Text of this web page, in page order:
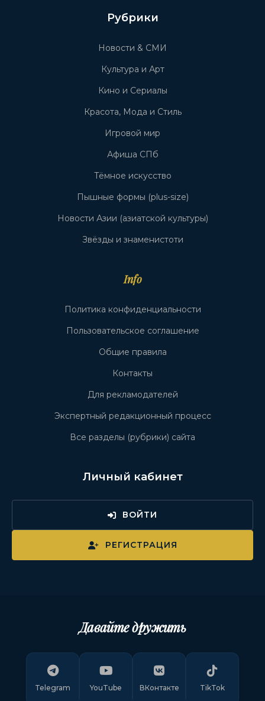
Рубрики
Новости & СМИ
Культура и Арт
Кино и Сериалы
Красота, Мода и Стиль
Игровой мир
Афиша СПб
Тёмное искусство
Пышные формы (plus-size)
Новости Азии (азиатской культуры)
Звёзды и знаменистоти
Info
Политика конфиденциальности
Пользовательское соглашение
Общие правила
Контакты
Для рекламодателей
Экспертный редакционный процесс
Все разделы (рубрики) сайта
Личный кабинет
ВОЙТИ
РЕГИСТРАЦИЯ
Давайте дружить
Telegram YouTube ВКонтакте TikTok